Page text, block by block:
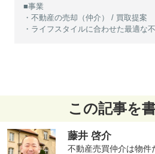
■事業
・不動産の売却（仲介） / 買取提案
・ライフスタイルに合わせた最適な
この記事を
藤井 啓介
不動産売買仲介は物件